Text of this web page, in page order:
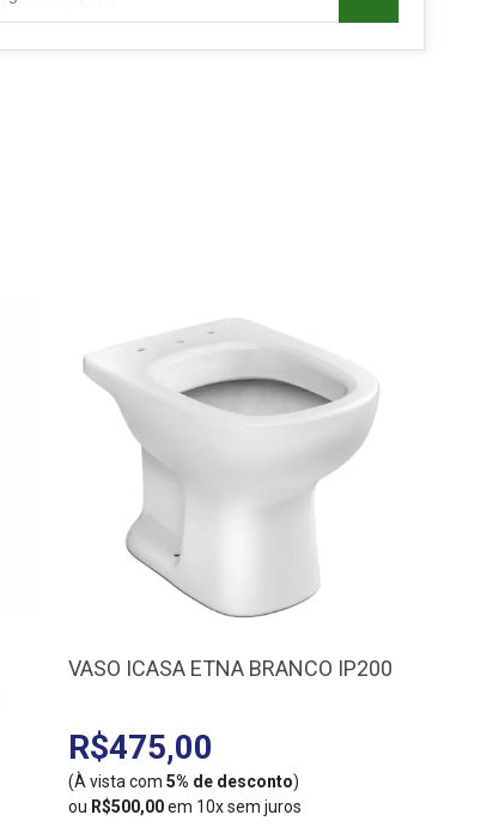
VASO ICASA ETNA BRANCO IP200
R$475,00
(À vista com 5% de desconto)
ou R$500,00em 10x sem juros